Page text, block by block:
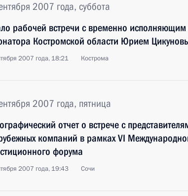
2007 года, суббота
рабочей встречи с временно исполняющим
Костромской области Юрием
2007 года, 18:21 Кострома
2007 года, пятница
отчет о встрече с
компаний в рамках VI
форума
2007 года, 19:43 Сочи